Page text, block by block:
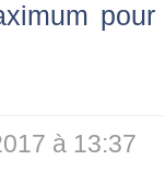
à 13:37